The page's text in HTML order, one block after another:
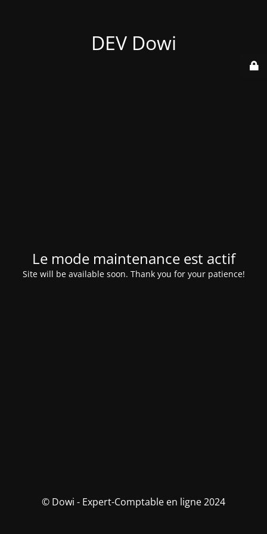
DEV Dowi
Le mode maintenance est actif
Site will be available soon. Thank you for your patience!
© Dowi - Expert-Comptable en ligne 2024